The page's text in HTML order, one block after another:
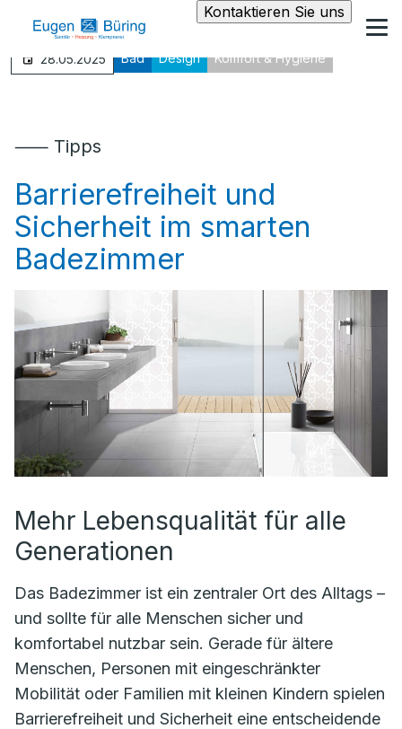
Kontaktieren Sie uns
28.05.2025 Bad Design Komfort & Hygiene
⸺ Tipps
Barrierefreiheit und
Sicherheit im smarten
Badezimmer
Mehr Lebensqualität für alle
Generationen
Das Badezimmer ist ein zentraler Ort des Alltags –
und sollte für alle Menschen sicher und
komfortabel nutzbar sein. Gerade für ältere
Menschen, Personen mit eingeschränkter
Mobilität oder Familien mit kleinen Kindern spielen
Barrierefreiheit und Sicherheit eine entscheidende